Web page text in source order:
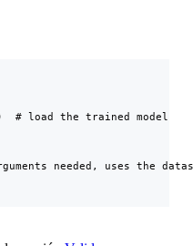
# load the trained model
needed, uses the